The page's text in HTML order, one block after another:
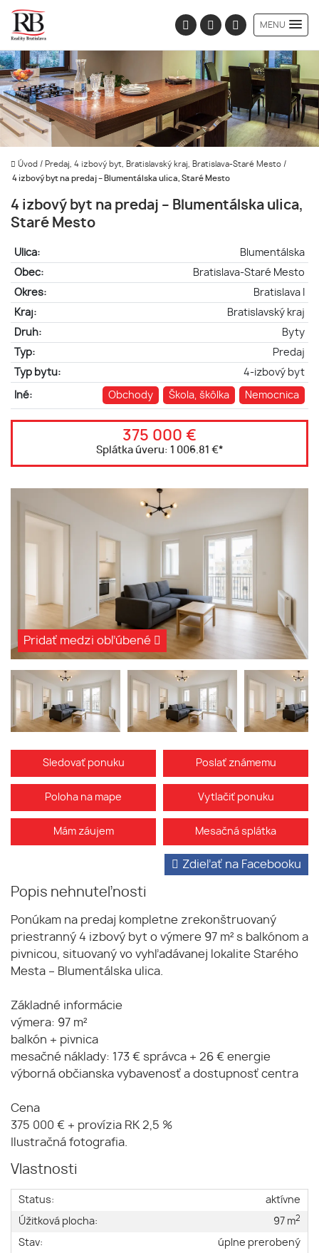
MENU
Úvod / Predaj, 4 izbový byt, Bratislavský kraj, Bratislava-Staré Mesto /
4 izbový byt na predaj – Blumentálska ulica, Staré Mesto
4 izbový byt na predaj – Blumentálska ulica,
Staré Mesto
Ulica:
Blumentálska
Obec:
Bratislava-Staré Mesto
Okres:
Bratislava I
Kraj:
Bratislavský kraj
Druh:
Byty
Typ:
Predaj
Typ bytu:
4-izbový byt
Iné: Obchody Škola, škôlka Nemocnica
375 000 €
Splátka úveru: 1 006.81 €*
Pridať medzi obľúbené
Sledovať ponuku Poslať známemu
Poloha na mape Vytlačiť ponuku
Mám záujem Mesačná splátka
Popis nehnuteľnosti
Zdieľať na Facebooku
Ponúkam na predaj kompletne zrekonštruovaný
priestranný 4 izbový byt o výmere 97 m² s balkónom a
pivnicou, situovaný vo vyhľadávanej lokalite Starého
Mesta – Blumentálska ulica.
Základné informácie
výmera: 97 m²
balkón + pivnica
mesačné náklady: 173 € správca + 26 € energie
výborná občianska vybavenosť a dostupnosť centra
Cena
375 000 € + provízia RK 2,5 %
Ilustračná fotografia.
Vlastnosti
Status:
aktívne
Úžitková plocha:
97 m2
Stav:
úplne prerobený